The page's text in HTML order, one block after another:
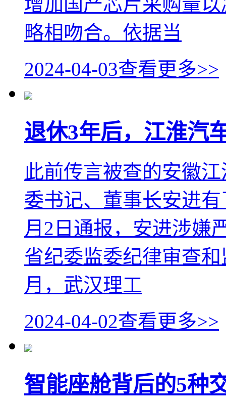
略相吻合。依据当
2024-04-03查看更多>>
退休3年后，江淮汽
此前传言被查的安徽
委书记、董事长安进
月2日通报，安进涉嫌
省纪委监委纪律审查
月，武汉理工
2024-04-02查看更多>>
智能座舱背后的5种